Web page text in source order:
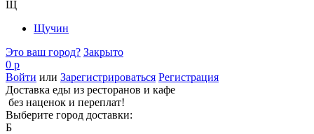
Щ
Щучин
Это ваш город? Закрыто
0 р
Войти или Зарегистрироваться Регистрация
Доставка еды из ресторанов и кафе
без наценок и переплат!
Выберите город доставки:
Б